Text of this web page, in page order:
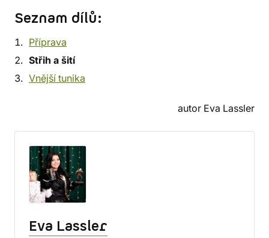
Seznam dílů:
Příprava
Střih a šití
Vnější tunika
autor Eva Lassler
Eva Lassler